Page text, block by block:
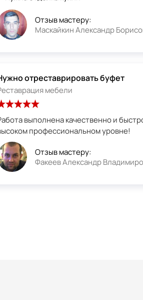
Отзыв мастеру:
Маскайкин Александр
отреставрировать буфет
мебели
выполнена качественно и
профессиональном уровне!
Отзыв мастеру:
Факеев Александр